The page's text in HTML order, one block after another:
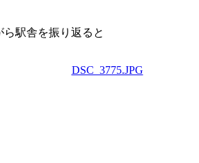
駅舎を振り返ると